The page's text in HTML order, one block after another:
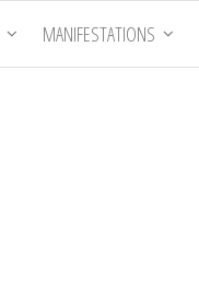
MANIFESTATIONS